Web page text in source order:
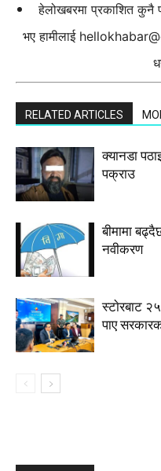
हेलोखबरमा प्रकाशित कुनै
भए हामीलाई
RELATED ARTICLES
क्यानडा
पक्राउ
बीमामा
नवीकरण
स्टाेरबाट
पाए